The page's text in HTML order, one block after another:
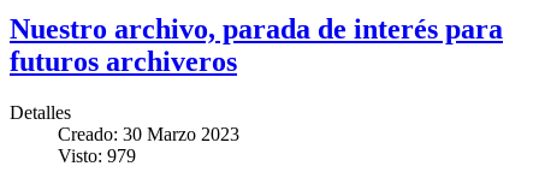
Nuestro archivo, parada de interés para
futuros archiveros
Detalles
Creado: 30 Marzo 2023
Visto: 979